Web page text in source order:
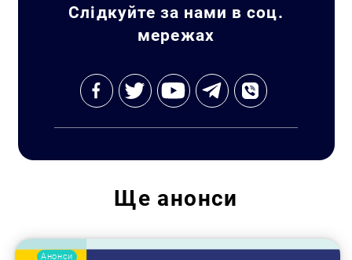
Слідкуйте за нами в соц.
мережах
Ще анонси
Анонси